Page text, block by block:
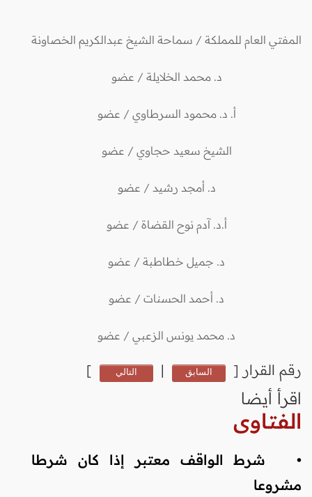
المفتي العام للمملكة / سماحة الشيخ عبدالكريم الخصاونة
د. محمد الخلايلة / عضو
أ. د. محمود السرطاوي / عضو
الشيخ سعيد حجاوي / عضو
د. أمجد رشيد / عضو
أ.د. آدم نوح القضاة / عضو
د. جميل خطاطبة / عضو
د. أحمد الحسنات / عضو
د. محمد يونس الزعبي / عضو
رقم القرار [ السابق | التالي ]
اقرأ أيضا
الفتاوى
• شرط الواقف معتبر إذا كان شرطا
مشروعا